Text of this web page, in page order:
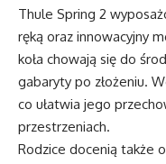
Thule Spring 2
ręką oraz innowacyjny
koła chowają się do
gabaryty po złożeniu.
co ułatwia jego
przestrzeniach.
Rodzice docenią także